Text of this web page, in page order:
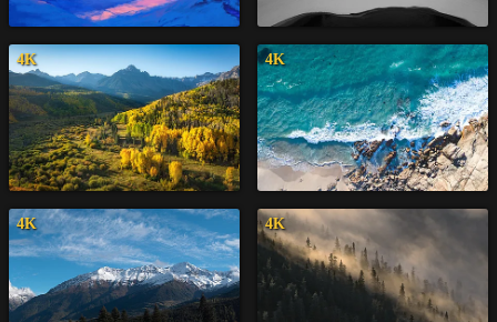
4K 4K
4K 4K